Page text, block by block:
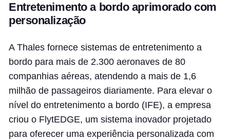
Entretenimento a bordo aprimorado com
personalização
A Thales fornece sistemas de entretenimento a
bordo para mais de 2.300 aeronaves de 80
companhias aéreas, atendendo a mais de 1,6
milhão de passageiros diariamente. Para elevar o
nível do entretenimento a bordo (IFE), a empresa
criou o FlytEDGE, um sistema inovador projetado
para oferecer uma experiência personalizada com